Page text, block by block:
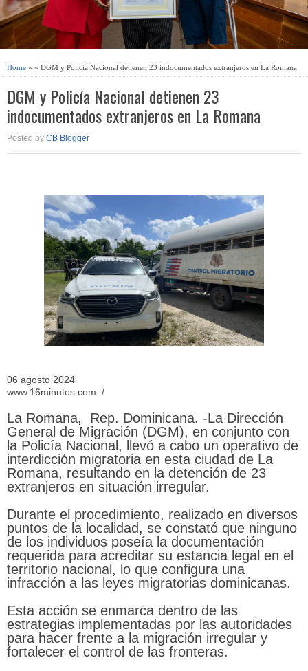
Home » » DGM y Policía Nacional detienen 23 indocumentados extranjeros en La Romana
DGM y Policía Nacional detienen 23
indocumentados extranjeros en La Romana
Posted by CB Blogger
06 agosto 2024
www.16minutos.com /
La Romana, Rep. Dominicana. -La Dirección
General de Migración (DGM), en conjunto con
la Policía Nacional, llevó a cabo un operativo de
interdicción migratoria en esta ciudad de La
Romana, resultando en la detención de 23
extranjeros en situación irregular.
Durante el procedimiento, realizado en diversos
puntos de la localidad, se constató que ninguno
de los individuos poseía la documentación
requerida para acreditar su estancia legal en el
territorio nacional, lo que configura una
infracción a las leyes migratorias dominicanas.
Esta acción se enmarca dentro de las
estrategias implementadas por las autoridades
para hacer frente a la migración irregular y
fortalecer el control de las fronteras.